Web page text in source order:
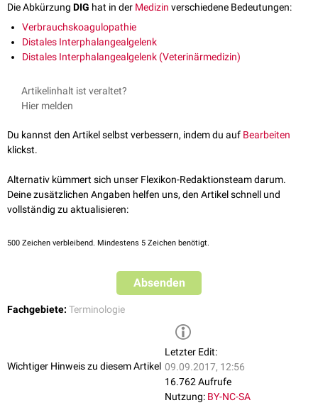
Die Abkürzung DIG hat in der Medizin verschiedene Bedeutungen:
Verbrauchskoagulopathie
Distales Interphalangealgelenk
Distales Interphalangealgelenk (Veterinärmedizin)
Artikelinhalt ist veraltet?
Hier melden
Du kannst den Artikel selbst verbessern, indem du auf Bearbeiten
klickst.
Alternativ kümmert sich unser Flexikon-Redaktionsteam darum.
Deine zusätzlichen Angaben helfen uns, den Artikel schnell und
vollständig zu aktualisieren:
500 Zeichen verbleibend. Mindestens 5 Zeichen benötigt.
Absenden
Fachgebiete: Terminologie
Wichtiger Hinweis zu diesem Artikel
Letzter Edit:
09.09.2017, 12:56
16.762 Aufrufe
Nutzung: BY-NC-SA